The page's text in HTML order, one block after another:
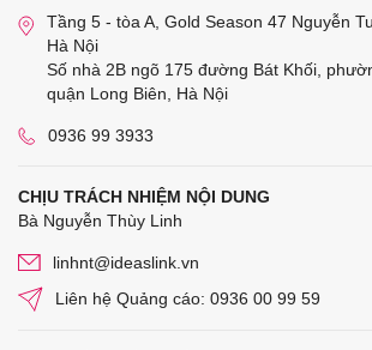
Tầng 5 - tòa A, Gold Season 47 Nguyễn
Hà Nội
Số nhà 2B ngõ 175 đường Bát Khối,
quận Long Biên, Hà Nội
0936 99 3933
CHỊU TRÁCH NHIỆM NỘI DUNG
Bà Nguyễn Thùy Linh
linhnt@ideaslink.vn
Liên hệ Quảng cáo: 0936 00 99 59